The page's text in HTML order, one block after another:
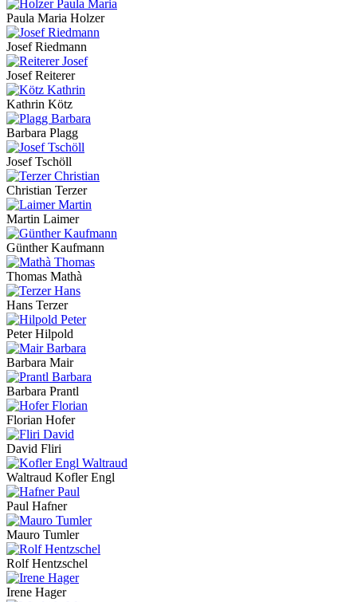
Paula Maria Holzer
Josef Riedmann
Josef Reiterer
Kathrin Kötz
Barbara Plagg
Josef Tschöll
Christian Terzer
Martin Laimer
Günther Kaufmann
Thomas Mathà
Hans Terzer
Peter Hilpold
Barbara Mair
Barbara Prantl
Florian Hofer
David Fliri
Waltraud Kofler Engl
Paul Hafner
Mauro Tumler
Rolf Hentzschel
Irene Hager